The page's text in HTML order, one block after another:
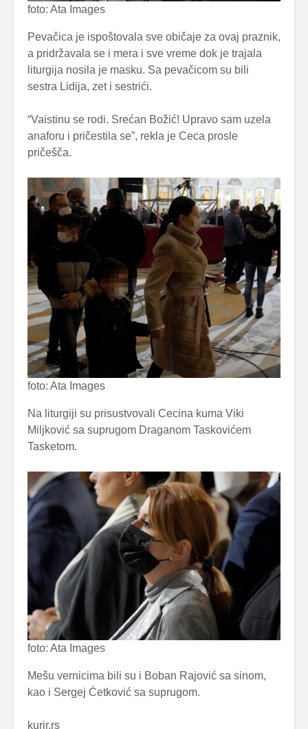
foto: Ata Images
Pevačica je ispoštovala sve običaje za ovaj praznik,
a pridržavala se i mera i sve vreme dok je trajala
liturgija nosila je masku. Sa pevačicom su bili
sestra Lidija, zet i sestrići.
“Vaistinu se rodi. Srećan Božić! Upravo sam uzela
anaforu i pričestila se”, rekla je Ceca prosle
pričešča.
foto: Ata Images
Na liturgiji su prisustvovali Cecina kuma Viki
Miljković sa suprugom Draganom Taskovićem
Tasketom.
foto: Ata Images
Mešu vernicima bili su i Boban Rajović sa sinom,
kao i Sergej Ćetković sa suprugom.
kurir.rs